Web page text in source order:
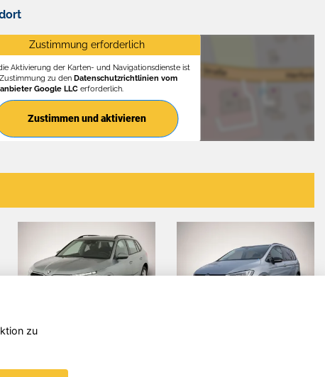
Zustimmung erforderlich
Aktivierung der Karten- und Navigationsdienste ist
zu den Datenschutzrichtlinien vom
Google LLCerforderlich.
Zustimmen und aktivieren
zu